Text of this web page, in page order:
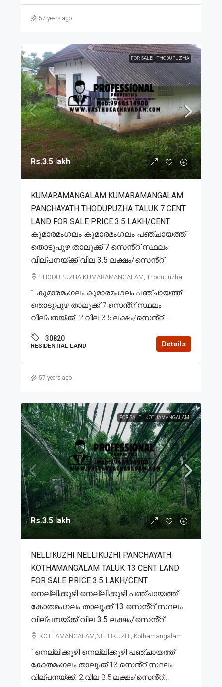
57 years ago
FOR SALE THODUPUZHA
Rs.3.5 lakh
KUMARAMANGALAM KUMARAMANGALAM
PANCHAYATH THODUPUZHA TALUK 7 CENT
LAND FOR SALE PRICE 3.5 LAKH/CENT
കുമാരമംഗലം കുമാരമംഗലം പഞ്ചായത്ത്
തൊടുപുഴ താലൂക്ക് 7 സെൻ്റ് സ്ഥലം
വില്പനയ്ക്ക് വില 3.5 ലക്ഷം/സെൻ്റ്
THODUPUZHA,KUMARAMANGALAM, Thodupuzha
1.കുമാരമംഗലം കുമാരമംഗലം പഞ്ചായത്ത്
തൊടുപുഴ താലൂക്ക് 7 സെൻ്റ് സ്ഥലം
വില്പനയ്ക്ക്. 2.വില 3.5 ലക്ഷം/സെൻ്റ്....
30820
RESIDENTIAL LAND Details
57 years ago
FOR SALE KOTHAMANGALAM
Rs.3.5 lakh
NELLIKUZHI NELLIKUZHI PANCHAYATH
KOTHAMANGALAM TALUK 13 CENT LAND
FOR SALE PRICE 3.5 LAKH/CENT
നെല്ലിക്കുഴി നെല്ലിക്കുഴി പഞ്ചായത്ത്
കോതമംഗലം താലൂക്ക് 13 സെൻ്റ് സ്ഥലം
വില്പനയ്ക്ക് വില 3.5 ലക്ഷം/സെൻ്റ്
KOTHAMANGALAM,NELLIKUZHI, Kothamangalam
1നെല്ലിക്കുഴി നെല്ലിക്കുഴി പഞ്ചായത്ത്
കോതമംഗലം താലൂക്ക് 13 സെൻ്റ് സ്ഥലം
വില്പനയ്ക്ക്. 2.വില 3.5 ലക്ഷം/സെൻ്റ്....